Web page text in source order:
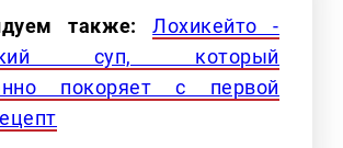
также:Лохикейто -
суп, который
покоряет с первой